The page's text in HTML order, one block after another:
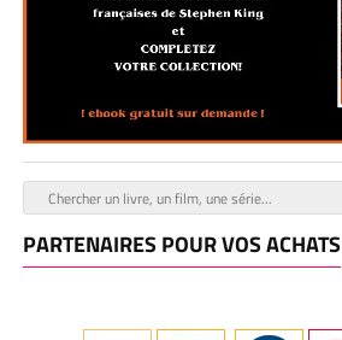
PARTENAIRES POUR VOS ACHATS